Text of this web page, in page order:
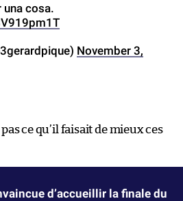
una cosa.
November 3,
ce qu’il faisait de mieux ces
d’accueillir la finale du